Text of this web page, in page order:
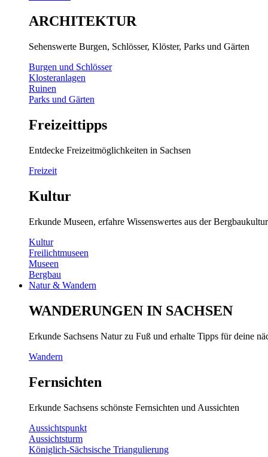
ARCHITEKTUR
Sehenswerte Burgen, Schlösser, Klöster, Parks und Gärten
Burgen und Schlösser
Klosteranlagen
Ruinen
Parks und Gärten
Freizeittipps
Entdecke Freizeitmöglichkeiten in Sachsen
Freizeit
Kultur
Erkunde Museen, erfahre Wissenswertes aus der
Kultur
Freilichtmuseen
Museen
Bergbau
Natur & Wandern
WANDERUNGEN IN SACHSEN
Erkunde Sachsens Natur zu Fuß und erhalte Tipps für deine
Wandern
Fernsichten
Erkunde Sachsens schönste Fernsichten und Aussichten
Aussichtspunkt
Aussichtsturm
Königlich-Sächsische Triangulierung